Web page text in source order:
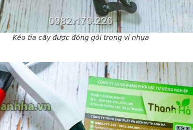
Kéo tỉa cây được đóng gói trong vỉ nhựa